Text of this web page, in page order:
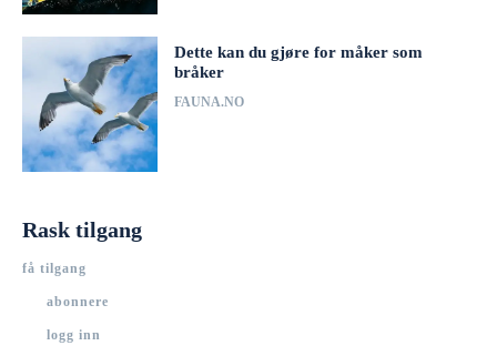
Dette kan du gjøre for måker som
bråker
FAUNA.NO
Rask tilgang
få tilgang
abonnere
logg inn